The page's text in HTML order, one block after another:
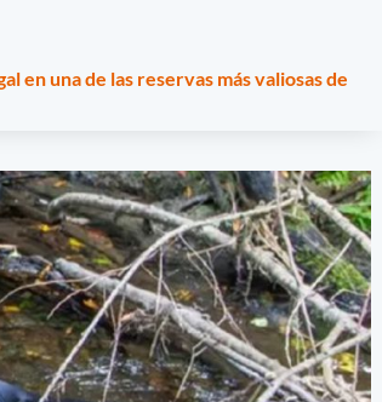
en una de las reservas más valiosas de